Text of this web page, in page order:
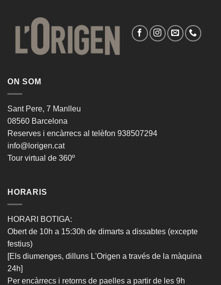
ON SOM
Sant Pere, 7 Manlleu
08560 Barcelona
Reserves i encàrrecs al telèfon 938507294
info@lorigen.cat
Tour virtual de 360º
HORARIS
HORARI BOTIGA:
Obert de 10h a 15:30h de dimarts a dissabtes (excepte
festius)
[Els diumenges, dilluns L'Origen a través de la màquina
24h]
Per encàrrecs i retorns de paelles a partir de les 9h